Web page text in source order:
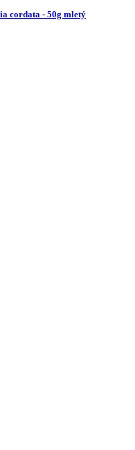
cordata - 50g mletý